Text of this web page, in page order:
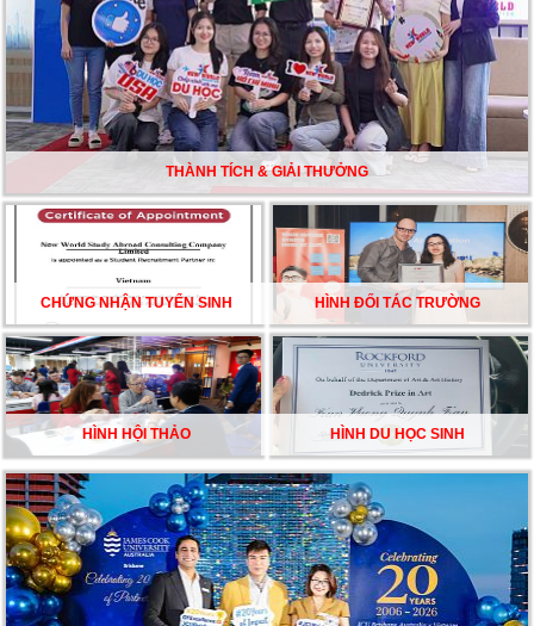
CHẮC TỪ NEW WORLD EDUCATION
DU HỌC ÚC DẦN TRỞ THÀNH LỰA CHỌN HÀNG
ĐẦU CỦA DU HỌC SINH NĂM 2026 – VÀ TẤT CẢ
ĐỀU CÓ LÝ DO!!
CHẠM GIẤC MƠ DU HỌC MỸ – BẮT ĐẦU TỪ NGÀY
HỘI GHI DANH & SĂN HỌC BỔNG KỲ SPRING 2026
THÀNH TÍCH & GIẢI THƯỞNG
CHỨNG NHẬN TUYỂN SINH HÌNH ĐỐI TÁC TRƯỜNG
HÌNH HỘI THẢO HÌNH DU HỌC SINH